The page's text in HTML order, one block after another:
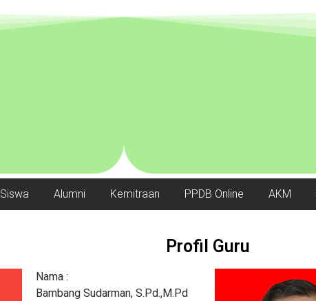
Siswa Alumni Kemitraan PPDB Online AKM
Profil Guru
Nama :
Bambang Sudarman, S.Pd.,M.Pd